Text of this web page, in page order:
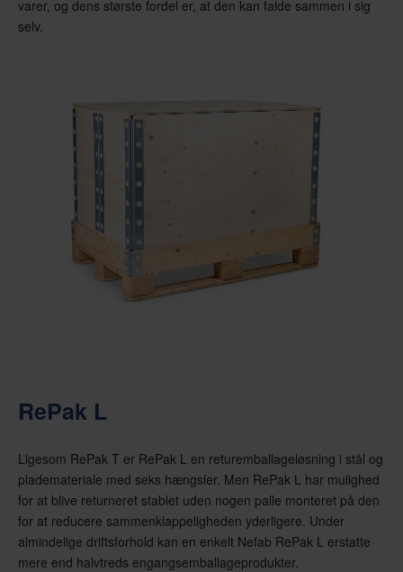
varer, og dens største fordel er, at den kan falde sammen i sig
selv.
RePak L
Ligesom RePak T er RePak L en returemballageløsning i stål og
plademateriale med seks hængsler. Men RePak L har mulighed
for at blive returneret stablet uden nogen palle monteret på den
for at reducere sammenklappeligheden yderligere. Under
almindelige driftsforhold kan en enkelt Nefab RePak L erstatte
mere end halvtreds engangsemballageprodukter.